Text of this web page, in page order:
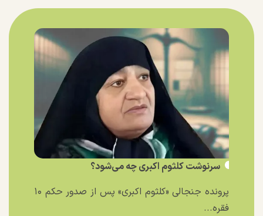
سرنوشت کلثوم اکبری چه می‌شود؟
پرونده جنجالی «کلثوم اکبری» پس از صدور حکم ۱۰
فقره...